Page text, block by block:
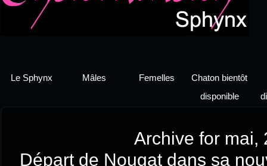
Le Sphynx Mâles Femelles
Chaton bientôt
disponible
Archive for mai,
Départ de Nougat dans sa